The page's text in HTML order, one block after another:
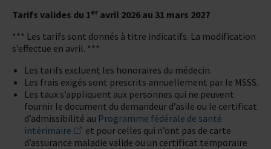
Tarifs valides du 1er avril 2026 au 31 mars 2027
*** Les tarifs sont donnés à titre indicatifs. La modification
s’effectue en avril. ***
Les tarifs excluent les honoraires du médecin.
Les frais exigés sont prescrits annuellement par le MSSS.
Les taux s’appliquent aux personnes qui ne peuvent
fournir le document du demandeur d’asile ou le certificat
d’admissibilité au Programme fédérale de santé
intérimaire
et pour celles qui n’ont pas de carte
d’assurance maladie valide ou un certificat temporaire